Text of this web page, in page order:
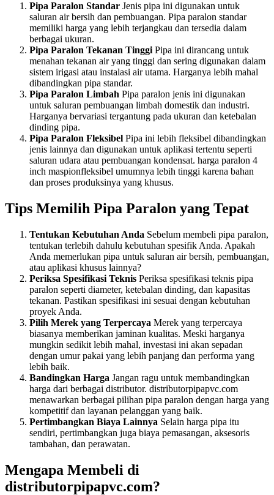
Pipa Paralon Standar Jenis pipa ini digunakan untuk
saluran air bersih dan pembuangan. Pipa paralon standar
memiliki harga yang lebih terjangkau dan tersedia dalam
berbagai ukuran.
Pipa Paralon Tekanan Tinggi Pipa ini dirancang untuk
menahan tekanan air yang tinggi dan sering digunakan dalam
sistem irigasi atau instalasi air utama. Harganya lebih mahal
dibandingkan pipa standar.
Pipa Paralon Limbah Pipa paralon jenis ini digunakan
untuk saluran pembuangan limbah domestik dan industri.
Harganya bervariasi tergantung pada ukuran dan ketebalan
dinding pipa.
Pipa Paralon Fleksibel Pipa ini lebih fleksibel dibandingkan
jenis lainnya dan digunakan untuk aplikasi tertentu seperti
saluran udara atau pembuangan kondensat. harga paralon 4
inch maspionfleksibel umumnya lebih tinggi karena bahan
dan proses produksinya yang khusus.
Tips Memilih Pipa Paralon yang Tepat
Tentukan Kebutuhan Anda Sebelum membeli pipa paralon,
tentukan terlebih dahulu kebutuhan spesifik Anda. Apakah
Anda memerlukan pipa untuk saluran air bersih, pembuangan,
atau aplikasi khusus lainnya?
Periksa Spesifikasi Teknis Periksa spesifikasi teknis pipa
paralon seperti diameter, ketebalan dinding, dan kapasitas
tekanan. Pastikan spesifikasi ini sesuai dengan kebutuhan
proyek Anda.
Pilih Merek yang Terpercaya Merek yang terpercaya
biasanya memberikan jaminan kualitas. Meski harganya
mungkin sedikit lebih mahal, investasi ini akan sepadan
dengan umur pakai yang lebih panjang dan performa yang
lebih baik.
Bandingkan Harga Jangan ragu untuk membandingkan
harga dari berbagai distributor. distributorpipapvc.com
menawarkan berbagai pilihan pipa paralon dengan harga yang
kompetitif dan layanan pelanggan yang baik.
Pertimbangkan Biaya Lainnya Selain harga pipa itu
sendiri, pertimbangkan juga biaya pemasangan, aksesoris
tambahan, dan perawatan.
Mengapa Membeli di
distributorpipapvc.com?